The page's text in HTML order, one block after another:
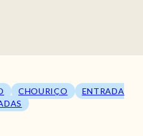
CHOURIÇO
ENTRADA